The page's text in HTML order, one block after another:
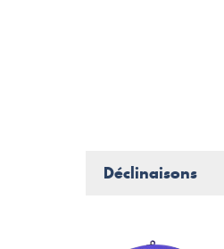
Déclinaisons